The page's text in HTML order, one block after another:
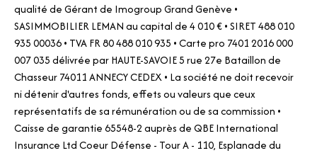
qualité de Gérant de Imogroup Grand Genève •
SASIMMOBILIER LEMAN au capital de 4 010 € • SIRET 488 010
935 00036 • TVA FR 80 488 010 935 • Carte pro 7401 2016 000
007 035 délivrée par HAUTE-SAVOIE 5 rue 27e Bataillon de
Chasseur 74011 ANNECY CEDEX • La société ne doit recevoir
ni détenir d'autres fonds, effets ou valeurs que ceux
représentatifs de sa rémunération ou de sa commission •
Caisse de garantie 65548-2 auprès de QBE International
Insurance Ltd Coeur Défense - Tour A - 110, Esplanade du